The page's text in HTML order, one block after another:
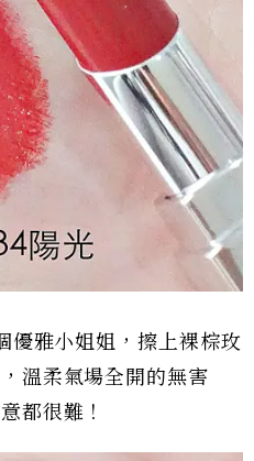
優雅小姐姐，擦上裸棕玫
溫柔氣場全開的無害
都很難！